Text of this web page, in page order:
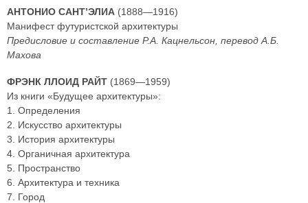
АНТОНИО САНТ’ЭЛИА (1888—1916)
Манифест футуристской архитектуры
Предисловие и составление Р.А. Кацнельсон, перевод А.Б.
Махова
ФРЭНК ЛЛОИД РАЙТ (1869—1959)
Из книги «Будущее архитектуры»:
1. Определения
2. Искусство архитектуры
3. История архитектуры
4. Органичная архитектура
5. Пространство
6. Архитектура и техника
7. Город